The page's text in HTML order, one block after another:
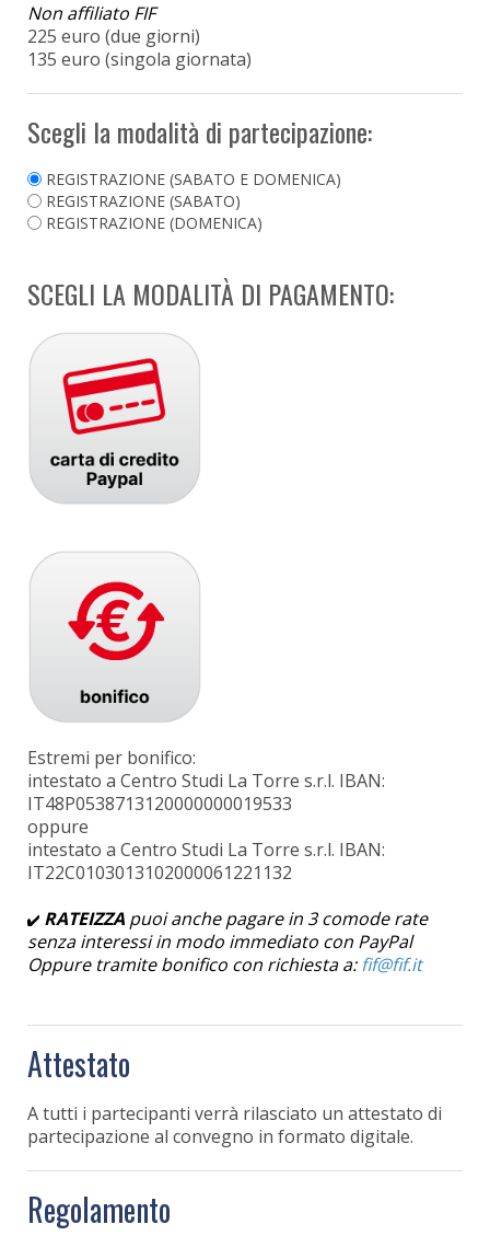
Non affiliato FIF
225 euro (due giorni)
135 euro (singola giornata)
Scegli la modalità di partecipazione:
REGISTRAZIONE (SABATO E DOMENICA)
REGISTRAZIONE (SABATO)
REGISTRAZIONE (DOMENICA)
SCEGLI LA MODALITÀ DI PAGAMENTO:
Estremi per bonifico:
intestato a Centro Studi La Torre s.r.l. IBAN:
IT48P0538713120000000019533
oppure
intestato a Centro Studi La Torre s.r.l. IBAN:
IT22C0103013102000061221132
RATEIZZA puoi anche pagare in 3 comode rate
senza interessi in modo immediato con PayPal
Oppure tramite bonifico con richiesta a:
Attestato
A tutti i partecipanti verrà rilasciato un attestato di
partecipazione al convegno in formato digitale.
Regolamento